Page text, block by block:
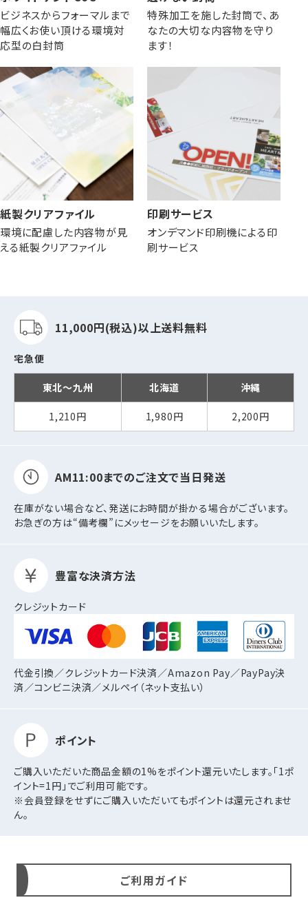
その他
プリンター
対応製品
Cuoretti
ビジネスからフォーマルまで
幅広くお使い頂ける環境対
応型の白封筒
特殊加工を施した封筒で、あ
なたの大切な内容物を守り
ます！
紙製クリアファイル
環境に配慮した内容物が見
える紙製クリアファイル
印刷サービス
オンデマンド印刷機による印
刷サービス
11,000円(税込)以上送料無料
宅急便
東北～九州 北海道 沖縄
1,210円 1,980円 2,200円
AM11:00までのご注文で当日発送
在庫がない場合など、発送にお時間が掛かる場合がございます。
お急ぎの方は“備考欄”にメッセージをお願いいたします。
豊富な決済方法
クレジットカード
代金引換／クレジットカード決済／Amazon Pay／PayPay決
済／コンビニ決済／メルペイ（ネット支払い）
ポイント
ご購入いただいた商品金額の1%をポイント還元いたします。「1ポ
イント=1円」でご利用可能です。
※会員登録をせずにご購入いただいてもポイントは還元されませ
ん。
ご利用ガイド